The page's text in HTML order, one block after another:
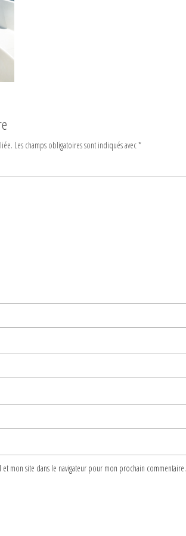
Les champs obligatoires sont indiqués avec*
mon site dans le navigateur pour mon prochain commentaire.